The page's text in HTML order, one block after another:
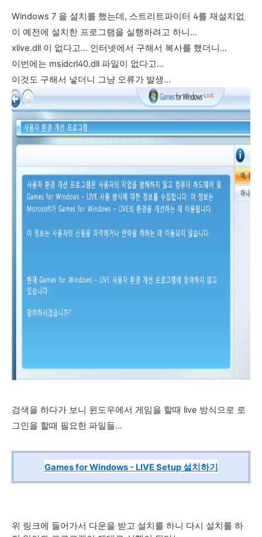
Windows 7 을 설치를 했는데, 스트리트파이터 4를 재설치없
이 예전에 설치한 프로그램을 실행하려고 하니...
xlive.dll 이 없다고... 인터넷에서 구해서 복사를 했더니...
이번에는 msidcrl40.dll 파일이 없다고...
이것도 구해서 넣더니 그냥 오류가 발생...
검색을 하다가 보니 윈도우에서 게임을 할때 live 방식으로 로
그인을 할때 필요한 파일들...
Games for Windows - LIVE Setup 설치하기
위 링크에 들어가서 다운을 받고 설치를 하니 다시 설치를 하